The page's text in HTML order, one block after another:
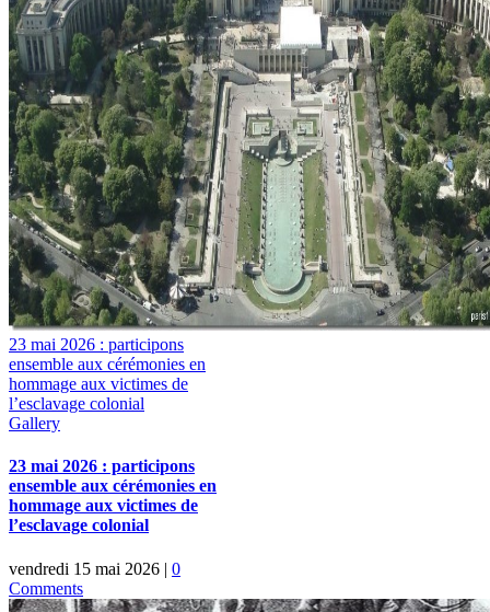
23 mai 2026 : participons
ensemble aux cérémonies en
hommage aux victimes de
l’esclavage colonial
Gallery
23 mai 2026 : participons
ensemble aux cérémonies en
hommage aux victimes de
l’esclavage colonial
vendredi 15 mai 2026 | 0
Comments